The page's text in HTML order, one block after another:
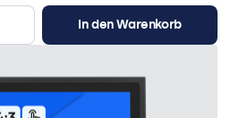
In den Warenkorb